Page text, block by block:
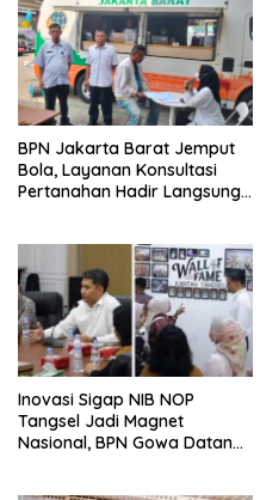
BPN Jakarta Barat Jemput
Bola, Layanan Konsultasi
Pertanahan Hadir Langsung
Inovasi Sigap NIB NOP
Tangsel Jadi Magnet
Nasional, BPN Gowa Datang